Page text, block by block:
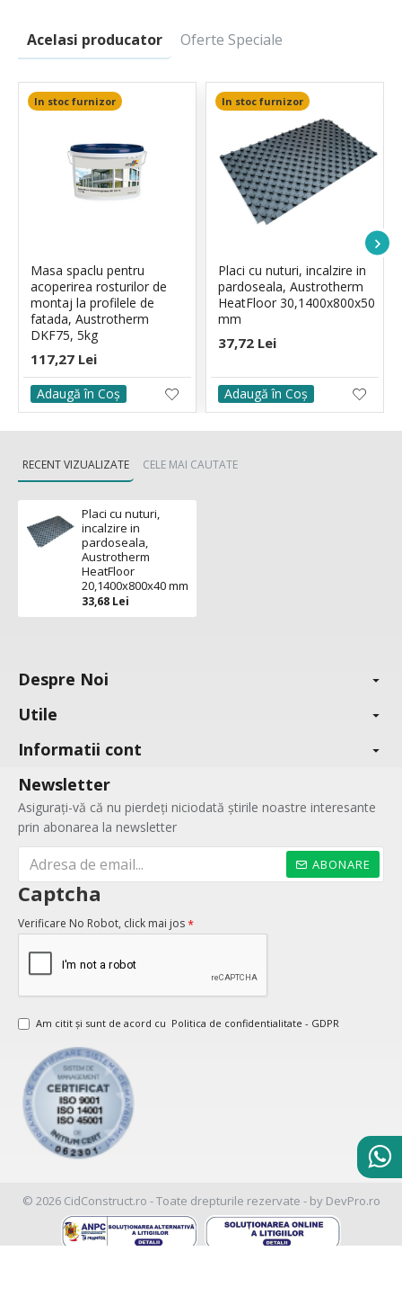
Acelasi producator Oferte Speciale
In stoc furnizor
Masa spaclu pentru
acoperirea rosturilor de
montaj la profilele de
fatada, Austrotherm
DKF75, 5kg
117,27 Lei
Adaugă în Coş
In stoc furnizor
Placi cu nuturi, incalzire in
pardoseala, Austrotherm
HeatFloor 30,1400x800x50
mm
37,72 Lei
Adaugă în Coş
RECENT VIZUALIZATE CELE MAI CAUTATE
Placi cu nuturi,
incalzire in
pardoseala,
Austrotherm
HeatFloor
20,1400x800x40 mm
33,68 Lei
Despre Noi
Utile
Informatii cont
Newsletter
Asigurați-vă că nu pierdeți niciodată știrile noastre interesante
prin abonarea la newsletter
ABONARE
Captcha
Verificare No Robot, click mai jos
Am citit şi sunt de acord cu Politica de confidentialitate - GDPR
© 2026 CidConstruct.ro - Toate drepturile rezervate - by DevPro.ro